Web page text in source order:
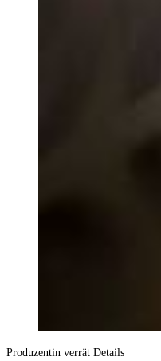
Produzentin verrät Details